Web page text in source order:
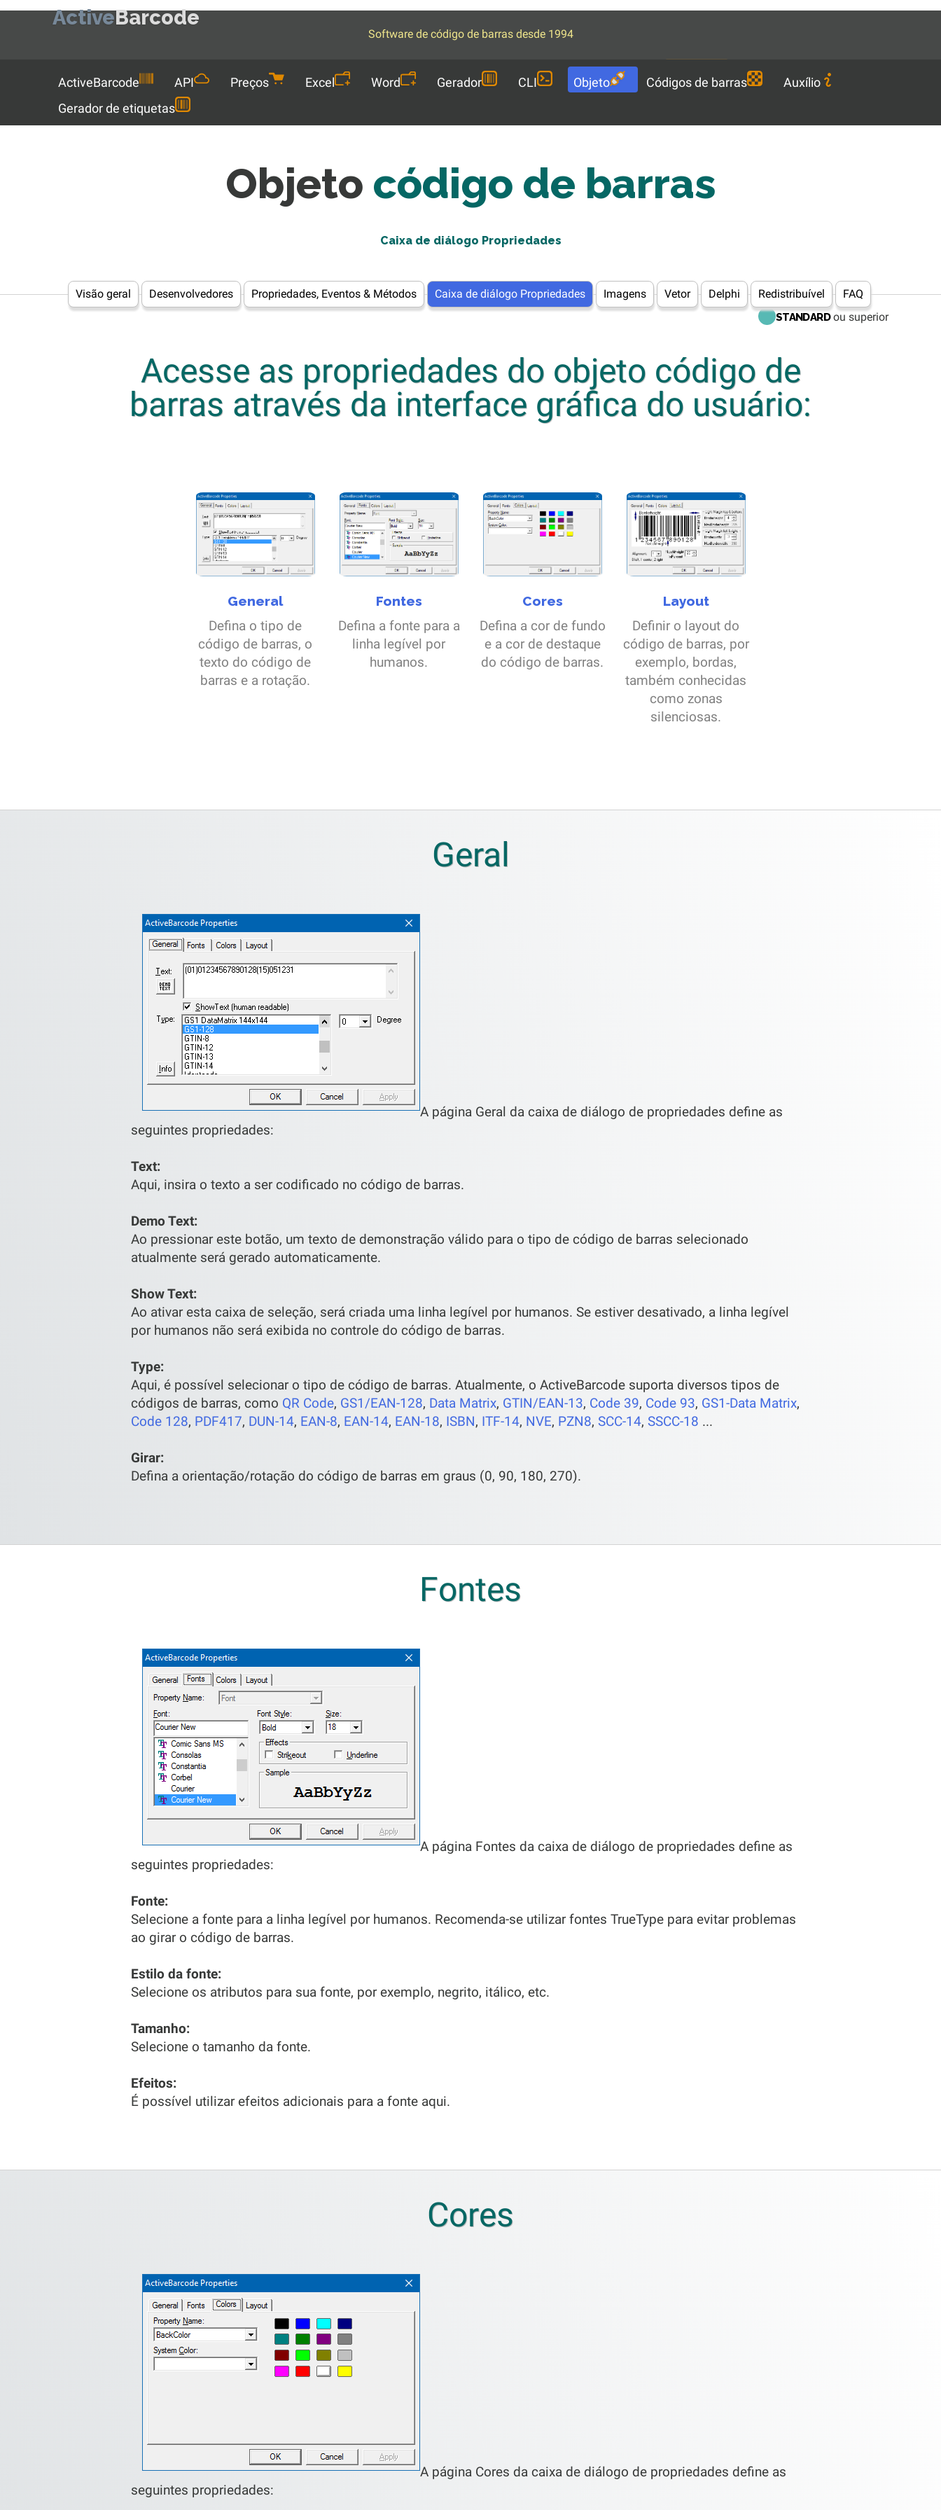
ActiveBarcode
Software de código de barras desde 1994
Languages
ActiveBarcode API Preços Excel Word Gerador CLI Objeto Códigos de barras
Auxílio
Gerador de etiquetas
Objeto código de barras
Caixa de diálogo Propriedades
Visão geral Desenvolvedores Propriedades, Eventos & Métodos Caixa de diálogo Propriedades Imagens Vetor Delphi Redistribuível FAQ
STANDARDou superior
Acesse as propriedades do objeto código de
barras através da interface gráfica do usuário:
General
Defina o tipo de
código de barras, o
texto do código de
barras e a rotação.
Fontes
Defina a fonte para a
linha legível por
humanos.
Cores
Defina a cor de fundo
e a cor de destaque
do código de barras.
Layout
Definir o layout do
código de barras, por
exemplo, bordas,
também conhecidas
como zonas
silenciosas.
Geral
A página Geral da caixa de diálogo de propriedades define as
seguintes propriedades:
Text:
Aqui, insira o texto a ser codificado no código de barras.
Demo Text:
Ao pressionar este botão, um texto de demonstração válido para o tipo de código de barras selecionado
atualmente será gerado automaticamente.
Show Text:
Ao ativar esta caixa de seleção, será criada uma linha legível por humanos. Se estiver desativado, a linha legível
por humanos não será exibida no controle do código de barras.
Type:
Aqui, é possível selecionar o tipo de código de barras. Atualmente, o ActiveBarcode suporta diversos tipos de
códigos de barras, como QR Code, GS1/EAN-128, Data Matrix, GTIN/EAN-13, Code 39, Code 93, GS1-Data Matrix,
Code 128, PDF417, DUN-14, EAN-8, EAN-14, EAN-18, ISBN, ITF-14, NVE, PZN8, SCC-14, SSCC-18 ...
Girar:
Defina a orientação/rotação do código de barras em graus (0, 90, 180, 270).
Fontes
A página Fontes da caixa de diálogo de propriedades define as
seguintes propriedades:
Fonte:
Selecione a fonte para a linha legível por humanos. Recomenda-se utilizar fontes TrueType para evitar problemas
ao girar o código de barras.
Estilo da fonte:
Selecione os atributos para sua fonte, por exemplo, negrito, itálico, etc.
Tamanho:
Selecione o tamanho da fonte.
Efeitos:
É possível utilizar efeitos adicionais para a fonte aqui.
Cores
A página Cores da caixa de diálogo de propriedades define as
seguintes propriedades: